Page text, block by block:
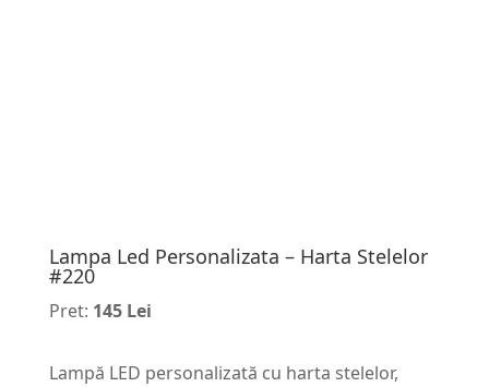
Lampa Led Personalizata – Harta Stelelor
#220
Pret: 145 Lei
Lampă LED personalizată cu harta stelelor,